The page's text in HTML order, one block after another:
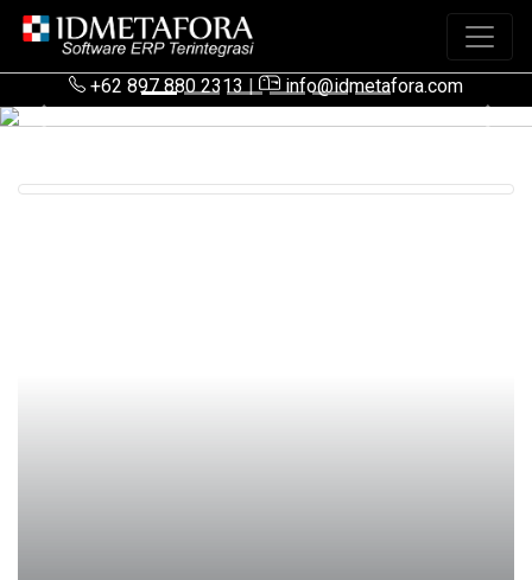
+62 897 880 2313|
info@idmetafora.com
Previous
Next